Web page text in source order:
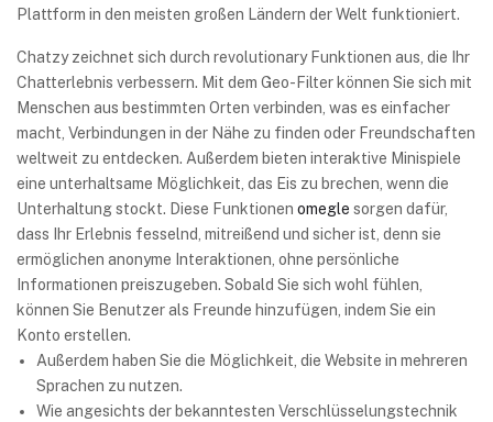
Plattform in den meisten großen Ländern der Welt funktioniert.
Chatzy zeichnet sich durch revolutionary Funktionen aus, die Ihr
Chatterlebnis verbessern. Mit dem Geo-Filter können Sie sich mit
Menschen aus bestimmten Orten verbinden, was es einfacher
macht, Verbindungen in der Nähe zu finden oder Freundschaften
weltweit zu entdecken. Außerdem bieten interaktive Minispiele
eine unterhaltsame Möglichkeit, das Eis zu brechen, wenn die
Unterhaltung stockt. Diese Funktionen omegle sorgen dafür,
dass Ihr Erlebnis fesselnd, mitreißend und sicher ist, denn sie
ermöglichen anonyme Interaktionen, ohne persönliche
Informationen preiszugeben. Sobald Sie sich wohl fühlen,
können Sie Benutzer als Freunde hinzufügen, indem Sie ein
Konto erstellen.
Außerdem haben Sie die Möglichkeit, die Website in mehreren
Sprachen zu nutzen.
Wie angesichts der bekanntesten Verschlüsselungstechnik